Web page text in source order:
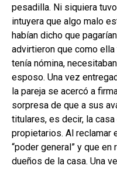
pesadilla. Ni siquiera
intuyera que algo malo
habían dicho que
advirtieron que como
tenía nómina,
esposo. Una vez
la pareja se acercó a
sorpresa de que a sus
titulares, es decir, la
propietarios. Al reclamar
“poder general” y que
dueños de la casa. Una